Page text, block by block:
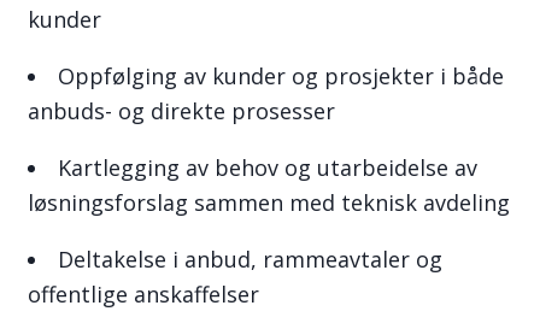
kunder
Oppfølging av kunder og prosjekter i både
anbuds- og direkte prosesser
Kartlegging av behov og utarbeidelse av
løsningsforslag sammen med teknisk avdeling
Deltakelse i anbud, rammeavtaler og
offentlige anskaffelser